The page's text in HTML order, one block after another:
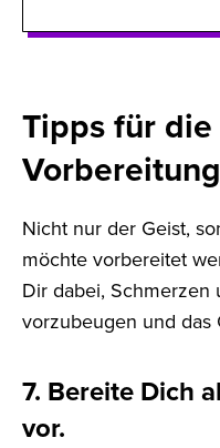
Tipps für
Vorbereitung
Nicht nur der Geist,
möchte vorbereitet
Dir dabei, Schmerzen
vorzubeugen und das
7. Bereite Dich
vor.